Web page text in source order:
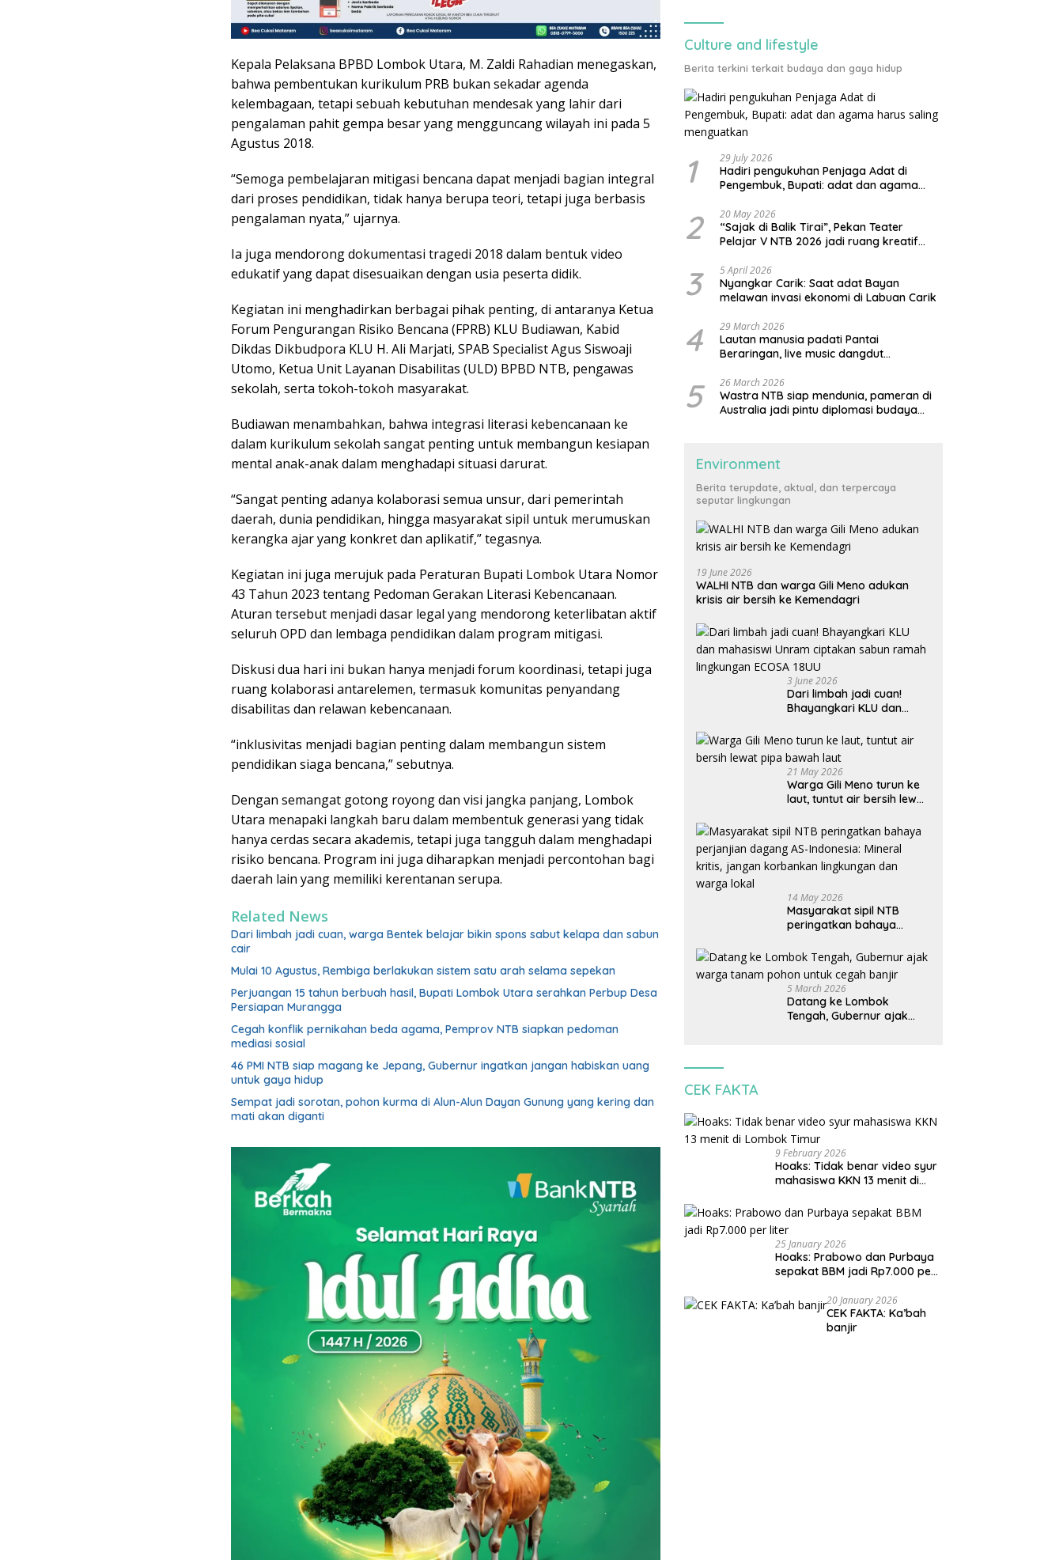
Kepala Pelaksana BPBD Lombok Utara, M. Zaldi Rahadian menegaskan,
bahwa pembentukan kurikulum PRB bukan sekadar agenda
kelembagaan, tetapi sebuah kebutuhan mendesak yang lahir dari
pengalaman pahit gempa besar yang mengguncang wilayah ini pada 5
Agustus 2018.
“Semoga pembelajaran mitigasi bencana dapat menjadi bagian integral
dari proses pendidikan, tidak hanya berupa teori, tetapi juga berbasis
pengalaman nyata,” ujarnya.
Ia juga mendorong dokumentasi tragedi 2018 dalam bentuk video
edukatif yang dapat disesuaikan dengan usia peserta didik.
Kegiatan ini menghadirkan berbagai pihak penting, di antaranya Ketua
Forum Pengurangan Risiko Bencana (FPRB) KLU Budiawan, Kabid
Dikdas Dikbudpora KLU H. Ali Marjati, SPAB Specialist Agus Siswoaji
Utomo, Ketua Unit Layanan Disabilitas (ULD) BPBD NTB, pengawas
sekolah, serta tokoh-tokoh masyarakat.
Budiawan menambahkan, bahwa integrasi literasi kebencanaan ke
dalam kurikulum sekolah sangat penting untuk membangun kesiapan
mental anak-anak dalam menghadapi situasi darurat.
“Sangat penting adanya kolaborasi semua unsur, dari pemerintah
daerah, dunia pendidikan, hingga masyarakat sipil untuk merumuskan
kerangka ajar yang konkret dan aplikatif,” tegasnya.
Kegiatan ini juga merujuk pada Peraturan Bupati Lombok Utara Nomor
43 Tahun 2023 tentang Pedoman Gerakan Literasi Kebencanaan.
Aturan tersebut menjadi dasar legal yang mendorong keterlibatan aktif
seluruh OPD dan lembaga pendidikan dalam program mitigasi.
Diskusi dua hari ini bukan hanya menjadi forum koordinasi, tetapi juga
ruang kolaborasi antarelemen, termasuk komunitas penyandang
disabilitas dan relawan kebencanaan.
“inklusivitas menjadi bagian penting dalam membangun sistem
pendidikan siaga bencana,” sebutnya.
Dengan semangat gotong royong dan visi jangka panjang, Lombok
Utara menapaki langkah baru dalam membentuk generasi yang tidak
hanya cerdas secara akademis, tetapi juga tangguh dalam menghadapi
risiko bencana. Program ini juga diharapkan menjadi percontohan bagi
daerah lain yang memiliki kerentanan serupa.
Related News
Dari limbah jadi cuan, warga Bentek belajar bikin spons sabut kelapa dan sabun
cair
Mulai 10 Agustus, Rembiga berlakukan sistem satu arah selama sepekan
Perjuangan 15 tahun berbuah hasil, Bupati Lombok Utara serahkan Perbup Desa
Persiapan Murangga
Cegah konflik pernikahan beda agama, Pemprov NTB siapkan pedoman
mediasi sosial
46 PMI NTB siap magang ke Jepang, Gubernur ingatkan jangan habiskan uang
untuk gaya hidup
Sempat jadi sorotan, pohon kurma di Alun-Alun Dayan Gunung yang kering dan
mati akan diganti
Culture and lifestyle
Berita terkini terkait budaya dan gaya hidup
1 29 July 2026
Hadiri pengukuhan Penjaga Adat di
Pengembuk, Bupati: adat dan agama
2 20 May 2026
“Sajak di Balik Tirai”, Pekan Teater
Pelajar V NTB 2026 jadi ruang kreatif
3 5 April 2026
Nyangkar Carik: Saat adat Bayan
melawan invasi ekonomi di Labuan Carik
4 29 March 2026
Lautan manusia padati Pantai
Beraringan, live music dangdut
KLU
5 26 March 2026
Wastra NTB siap mendunia, pameran di
Australia jadi pintu diplomasi budaya
Environment
Berita terupdate, aktual, dan terpercaya
seputar lingkungan
19 June 2026
WALHI NTB dan warga Gili Meno adukan
krisis air bersih ke Kemendagri
3 June 2026
Dari limbah jadi cuan!
Bhayangkari KLU dan
sabun ramah lingkungan
ECOSA 18UU
21 May 2026
Warga Gili Meno turun ke
laut, tuntut air bersih lewat
14 May 2026
Masyarakat sipil NTB
peringatkan bahaya
Indonesia: Mineral kritis,
jangan korbankan
lingkungan dan warga
lokal
5 March 2026
Datang ke Lombok
Tengah, Gubernur ajak
CEK FAKTA
9 February 2026
Hoaks: Tidak benar video syur
mahasiswa KKN 13 menit di
25 January 2026
Hoaks: Prabowo dan Purbaya
sepakat BBM jadi Rp7.000 per
20 January 2026
CEK FAKTA: Ka’bah
banjir